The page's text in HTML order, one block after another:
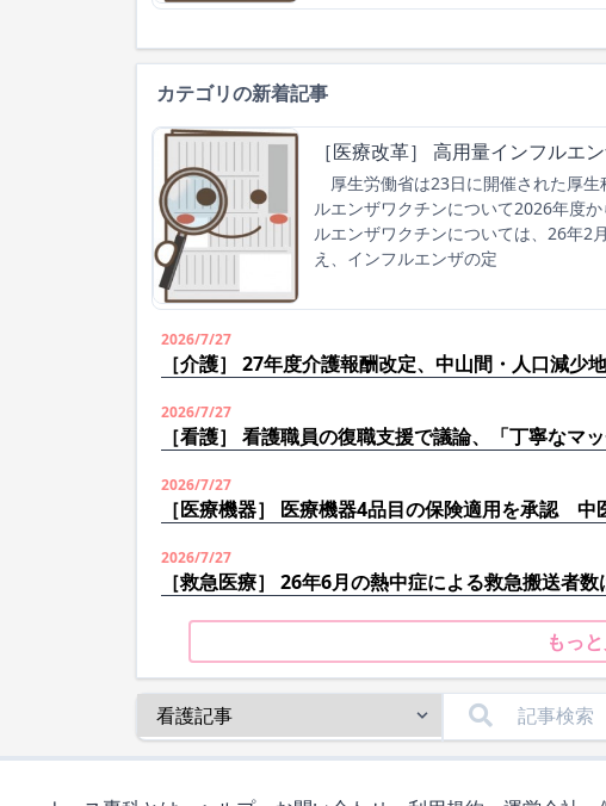
カテゴリの新着記事
［医療改革］ 高用量インフルエ
厚生労働省は23日に開催された厚生
ルエンザワクチンについて2026年度
ルエンザワクチンについては、26年2
え、インフルエンザの定
2026/7/27
［介護］ 27年度介護報酬改定、中山間・人口減少
2026/7/27
［看護］ 看護職員の復職支援で議論、「丁寧な
2026/7/27
［医療機器］ 医療機器4品目の保険適用を承認 中
2026/7/27
［救急医療］ 26年6月の熱中症による救急搬送者
もっ